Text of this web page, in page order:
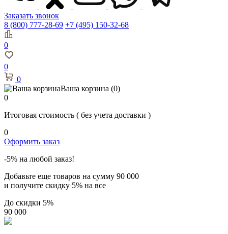
Заказать звонок
8 (800) 777-28-69 +7 (495) 150-32-68
0
0
0
Ваша корзина (0)
0
Итоговая стоимость ( без учета доставки )
0
Оформить заказ
-5% на любой заказ!
Добавьте еще товаров на сумму 90 000
и получите скидку 5% на все
До скидки 5%
90 000